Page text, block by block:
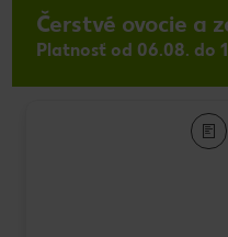
Čerstvé ovocie a
Platnosť od 06.08. do